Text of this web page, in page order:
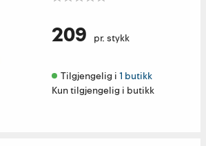
209 pr. stykk
Tilgjengelig i 1 butikk
Kun tilgjengelig i butikk